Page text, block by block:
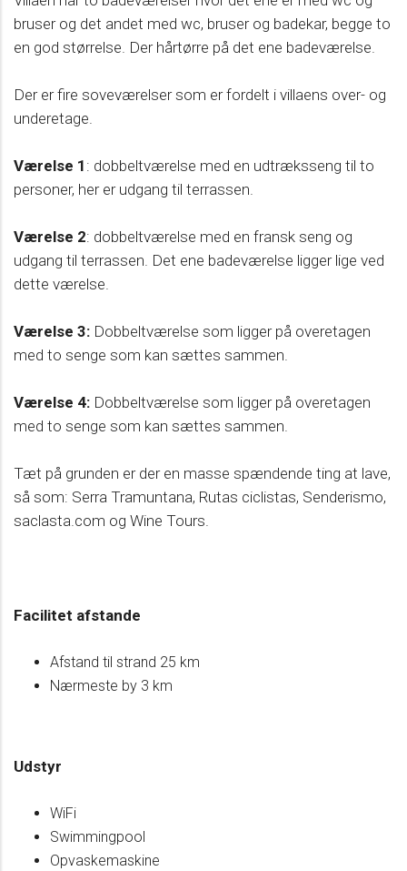
bruser og det andet med wc, bruser og badekar, begge to
en god størrelse. Der hårtørre på det ene badeværelse.
Der er fire soveværelser som er fordelt i villaens over- og
underetage.
Værelse 1 : dobbeltværelse med en udtræksseng til to
personer, her er udgang til terrassen.
Værelse 2: dobbeltværelse med en fransk seng og
udgang til terrassen. Det ene badeværelse ligger lige ved
dette værelse.
Værelse 3: Dobbeltværelse som ligger på overetagen
med to senge som kan sættes sammen.
Værelse 4: Dobbeltværelse som ligger på overetagen
med to senge som kan sættes sammen.
Tæt på grunden er der en masse spændende ting at lave,
så som: Serra Tramuntana, Rutas ciclistas, Senderismo,
saclasta.com og Wine Tours.
Facilitet afstande
Afstand til strand 25 km
Nærmeste by 3 km
Udstyr
WiFi
Swimmingpool
Opvaskemaskine